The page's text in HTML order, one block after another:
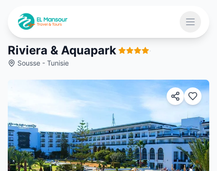
Ouvrir
Riviera & Aquapark ·
Sousse - Tunisie